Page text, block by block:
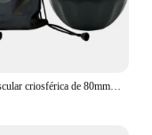
Bola muscular criosférica de 80mm, rodillo de masaje frío para alivio del frío y el calor, Bola de punto de gatillo de liberación miofascial, cuidado de la salud